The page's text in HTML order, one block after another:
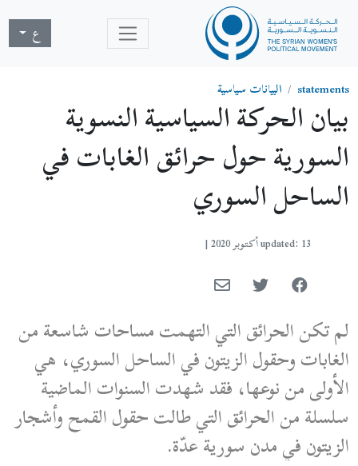
ع
statements البيانات سياسية
بيان الحركة السياسية النسوية
السورية حول حرائق الغابات في
الساحل السوري
updated: 13 أكتوبر 2020 |
لم تكن الحرائق التي التهمت مساحات شاسعة من
الغابات وحقول الزيتون في الساحل السوري، هي
الأولى من نوعها، فقد شهدت السنوات الماضية
سلسلة من الحرائق التي طالت حقول القمح وأشجار
الزيتون في مدن سورية عدّة.